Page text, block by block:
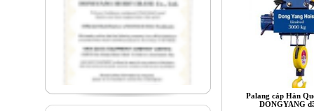
Palang cáp Hàn
DONGYANG